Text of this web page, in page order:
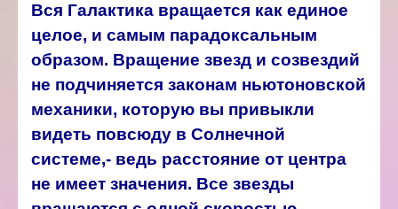
Вся Галактика вращается как единое
целое, и самым парадоксальным
образом. Вращение звезд и созвездий
не подчиняется законам ньютоновской
механики, которую вы привыкли
видеть повсюду в Солнечной
системе,- ведь расстояние от центра
не имеет значения. Все звезды